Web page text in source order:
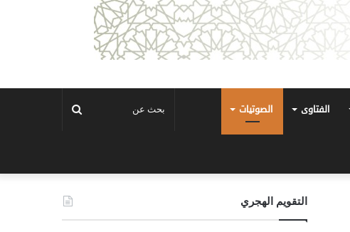
الفتاوى الصوتيات
التقويم الهجري